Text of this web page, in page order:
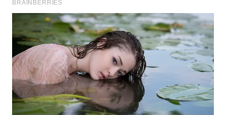
MALUKU
WN
MALUT
WN
DAIRI